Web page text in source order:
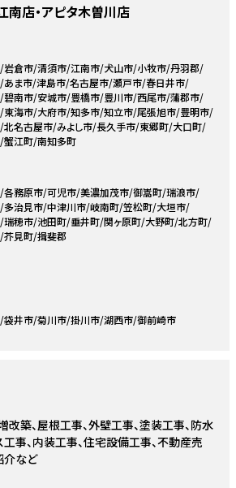
南店・アピタ木曽川店
岩倉市 清須市 江南市 犬山市 小牧市 丹羽郡
あま市 津島市 名古屋市 瀬戸市 春日井市
碧南市 安城市 豊橋市 豊川市 西尾市 蒲郡市
東海市 大府市 知多市 知立市 尾張旭市 豊明市
北名古屋市 みよし市 長久手市 東郷町 大口町
蟹江町 南知多町
各務原市 可児市 美濃加茂市 御嵩町 瑞浪市
多治見市 中津川市 岐南町 笠松町 大垣市
瑞穂市 池田町 垂井町 関ヶ原町 大野町 北方町
芥見町 揖斐郡
袋井市 菊川市 掛川市 湖西市 御前崎市
改築、屋根工事、外壁工事、塗装工事、防水
工事、内装工事、住宅設備工事、不動産売
介など